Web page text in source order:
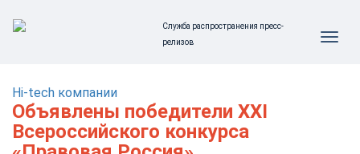
Служба распространения пресс-
релизов
Hi-tech компании
Объявлены победители XXI
Всероссийского конкурса